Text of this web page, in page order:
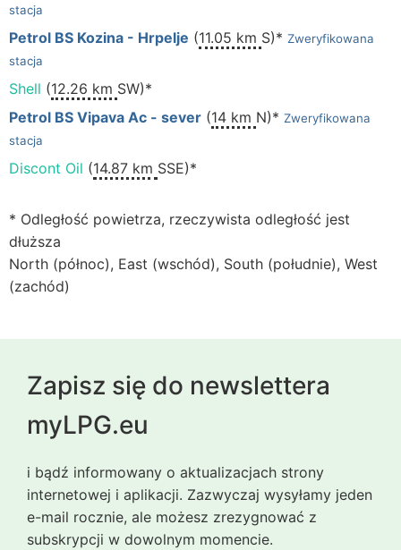
stacja
Petrol BS Kozina - Hrpelje (11.05 km S)* Zweryfikowana
stacja
Shell (12.26 km SW)*
Petrol BS Vipava Ac - sever (14 km N)* Zweryfikowana
stacja
Discont Oil (14.87 km SSE)*
* Odległość powietrza, rzeczywista odległość jest
dłuższa
North (północ), East (wschód), South (południe), West
(zachód)
Zapisz się do newslettera
myLPG.eu
i bądź informowany o aktualizacjach strony
internetowej i aplikacji. Zazwyczaj wysyłamy jeden
e-mail rocznie, ale możesz zrezygnować z
subskrypcji w dowolnym momencie.